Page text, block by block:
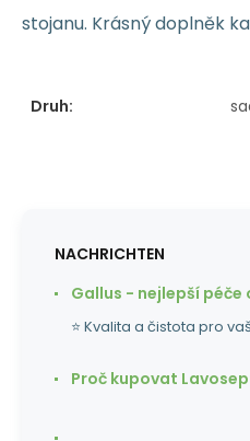
stojanu. Krásný doplněk
Druh:
NACHRICHTEN
Gallus - nejlepší
⭐ Kvalita a čistota pro
Proč kupovat